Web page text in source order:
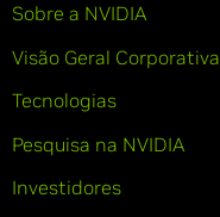
Sobre a NVIDIA
Visão Geral Corporativa
Tecnologias
Pesquisa na NVIDIA
Investidores